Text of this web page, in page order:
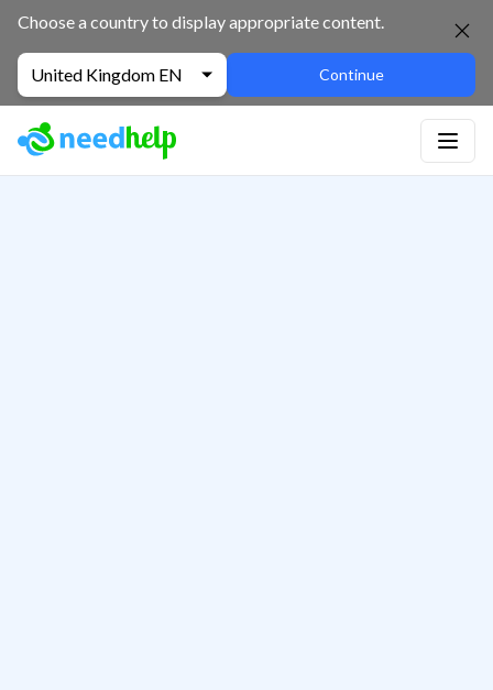
Choose a country to display appropriate content.
United Kingdom EN Continue